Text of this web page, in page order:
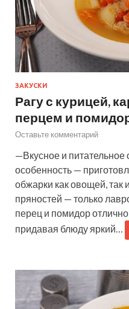
ЗАКУСКИ
Рагу с курицей,
перцем и
Оставьте комментарий
—Вкусное и питательное
особенность —
обжарки как овощей, так
пряностей — только
перец и помидор
придавая блюду яркий…